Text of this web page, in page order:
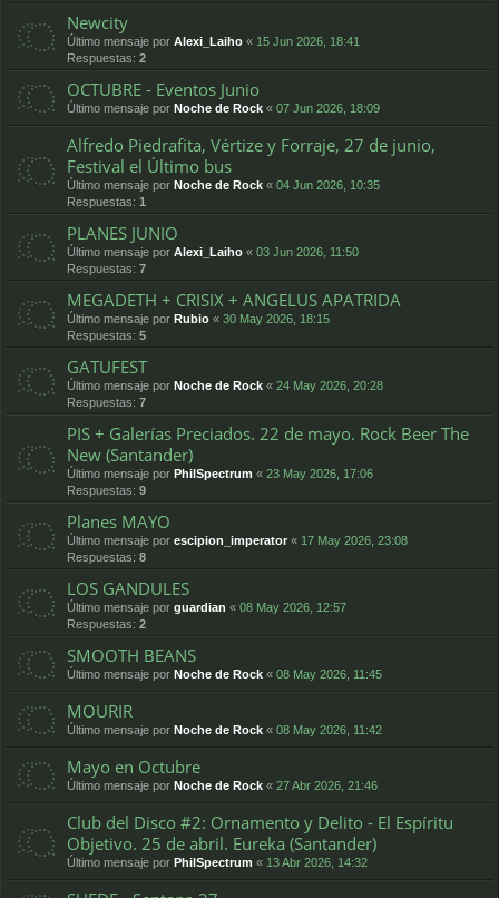
Newcity
Último mensaje por Alexi_Laiho « 15 Jun 2026, 18:41
Respuestas: 2
OCTUBRE - Eventos Junio
Último mensaje por Noche de Rock « 07 Jun 2026, 18:09
Alfredo Piedrafita, Vértize y Forraje, 27 de junio,
Festival el Último bus
Último mensaje por Noche de Rock « 04 Jun 2026, 10:35
Respuestas: 1
PLANES JUNIO
Último mensaje por Alexi_Laiho « 03 Jun 2026, 11:50
Respuestas: 7
MEGADETH + CRISIX + ANGELUS APATRIDA
Último mensaje por Rubio « 30 May 2026, 18:15
Respuestas: 5
GATUFEST
Último mensaje por Noche de Rock « 24 May 2026, 20:28
Respuestas: 7
PIS + Galerías Preciados. 22 de mayo. Rock Beer The
New (Santander)
Último mensaje por PhilSpectrum « 23 May 2026, 17:06
Respuestas: 9
Planes MAYO
Último mensaje por escipion_imperator « 17 May 2026, 23:08
Respuestas: 8
LOS GANDULES
Último mensaje por guardian « 08 May 2026, 12:57
Respuestas: 2
SMOOTH BEANS
Último mensaje por Noche de Rock « 08 May 2026, 11:45
MOURIR
Último mensaje por Noche de Rock « 08 May 2026, 11:42
Mayo en Octubre
Último mensaje por Noche de Rock « 27 Abr 2026, 21:46
Club del Disco #2: Ornamento y Delito - El Espíritu
Objetivo. 25 de abril. Eureka (Santander)
Último mensaje por PhilSpectrum « 13 Abr 2026, 14:32